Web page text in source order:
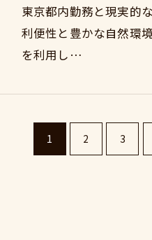
東京都内勤務と現実的
利便性と豊かな自然環
を利用し…
1 2 3